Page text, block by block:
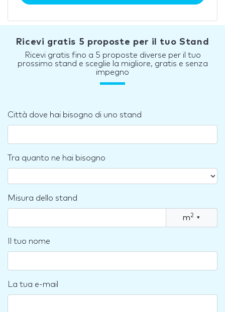
Ricevi gratis 5 proposte per il tuo Stand
Ricevi gratis fino a 5 proposte diverse per il tuo
prossimo stand e sceglie la migliore, gratis e senza
impegno
Città dove hai bisogno di uno stand
Tra quanto ne hai bisogno
Misura dello stand
m2 ▾
Il tuo nome
La tua e-mail